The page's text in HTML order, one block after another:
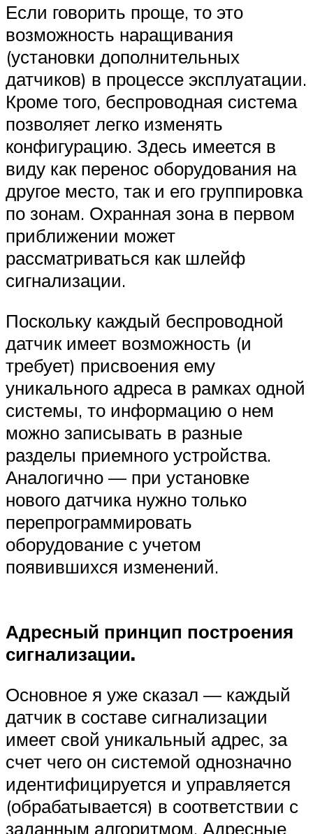
Если говорить проще, то это
возможность наращивания
(установки дополнительных
датчиков) в процессе эксплуатации.
Кроме того, беспроводная система
позволяет легко изменять
конфигурацию. Здесь имеется в
виду как перенос оборудования на
другое место, так и его группировка
по зонам. Охранная зона в первом
приближении может
рассматриваться как шлейф
сигнализации.
Поскольку каждый беспроводной
датчик имеет возможность (и
требует) присвоения ему
уникального адреса в рамках одной
системы, то информацию о нем
можно записывать в разные
разделы приемного устройства.
Аналогично — при установке
нового датчика нужно только
перепрограммировать
оборудование с учетом
появившихся изменений.
Адресный принцип построения
сигнализации.
Основное я уже сказал — каждый
датчик в составе сигнализации
имеет свой уникальный адрес, за
счет чего он системой однозначно
идентифицируется и управляется
(обрабатывается) в соответствии с
заданным алгоритмом. Адресные